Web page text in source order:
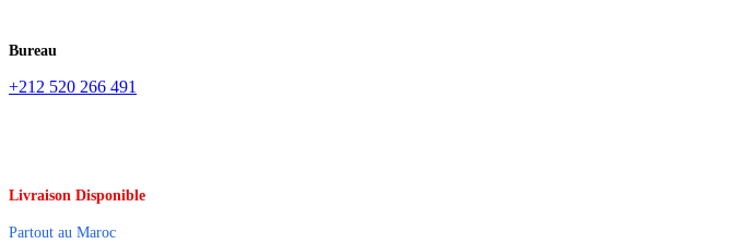
Bureau
+212 520 266 491
Livraison Disponible
Partout au Maroc